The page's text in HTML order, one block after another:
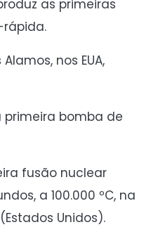
as primeiras
nos EUA,
primeira bomba de
fusão nuclear
a 100.000 ºC, na
Unidos).